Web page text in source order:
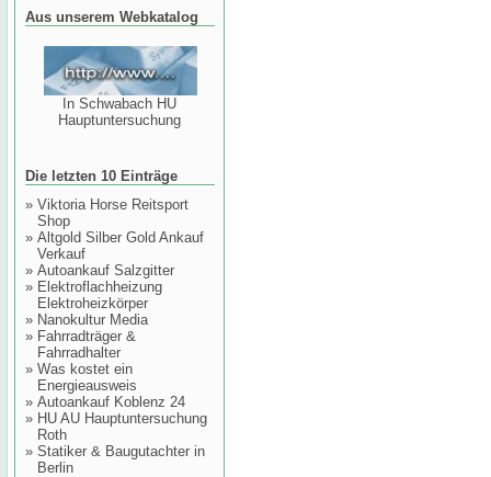
Aus unserem Webkatalog
In Schwabach HU
Hauptuntersuchung
Die letzten 10 Einträge
» Viktoria Horse Reitsport
Shop
» Altgold Silber Gold Ankauf
Verkauf
» Autoankauf Salzgitter
» Elektroflachheizung
Elektroheizkörper
» Nanokultur Media
» Fahrradträger &
Fahrradhalter
» Was kostet ein
Energieausweis
» Autoankauf Koblenz 24
» HU AU Hauptuntersuchung
Roth
» Statiker & Baugutachter in
Berlin